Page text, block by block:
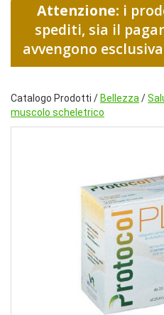
Attenzione: i
spediti, sia il
avvengono
Catalogo Prodotti / Bellezza /
muscolo scheletrico